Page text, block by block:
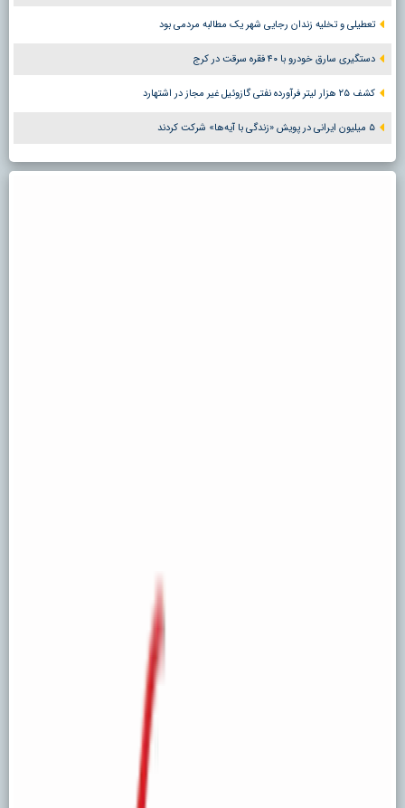
تعطیلی و تخلیه زندان رجایی شهر یک مطالبه مردمی بود
دستگیری سارق خودرو با ۴۰ فقره سرقت در کرج
کشف ۲۵ هزار لیتر فرآورده نفتی گازوئیل غیر مجاز در اشتهارد
۵ میلیون ایرانی در پویش «زندگی با آیه‌ها» شرکت کردند